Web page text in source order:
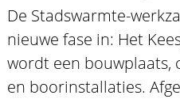
De Stadswarmte-
nieuwe fase in: Het
wordt een bouwplaats,
en boorinstallaties.